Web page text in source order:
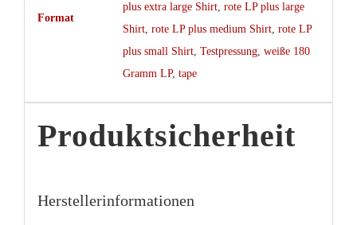
Format
plus extra large Shirt, rote LP plus large
Shirt, rote LP plus medium Shirt, rote LP
plus small Shirt, Testpressung, weiße 180
Gramm LP, tape
Produktsicherheit
Herstellerinformationen